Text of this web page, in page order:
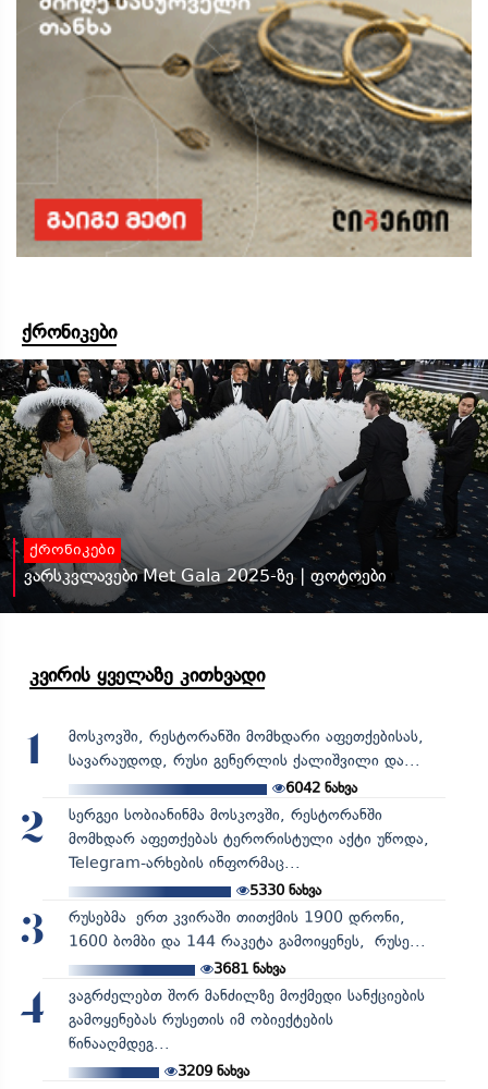
ქრონიკები
ქრონიკები
ვარსკვლავები Met Gala 2025-ზე | ფოტოები
კვირის ყველაზე კითხვადი
1
მოსკოვში, რესტორანში მომხდარი აფეთქებისას,
სავარაუდოდ, რუსი გენერლის ქალიშვილი და...
6042 ნახვა
2
სერგეი სობიანინმა მოსკოვში, რესტორანში
მომხდარ აფეთქებას ტერორისტული აქტი უწოდა,
Telegram-არხების ინფორმაც...
5330ნახვა
3
რუსებმა ერთ კვირაში თითქმის 1900 დრონი,
1600 ბომბი და 144 რაკეტა გამოიყენეს, რუსე...
3681ნახვა
4
ვაგრძელებთ შორ მანძილზე მოქმედი სანქციების
გამოყენებას რუსეთის იმ ობიექტების
წინააღმდეგ...
3209ნახვა